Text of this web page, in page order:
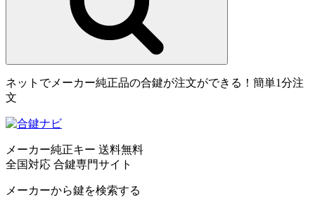
ネットでメーカー純正品の合鍵が注文ができる！簡単1分注
文
メーカー純正キー 送料無料
全国対応 合鍵専門サイト
メーカーから鍵を検索する